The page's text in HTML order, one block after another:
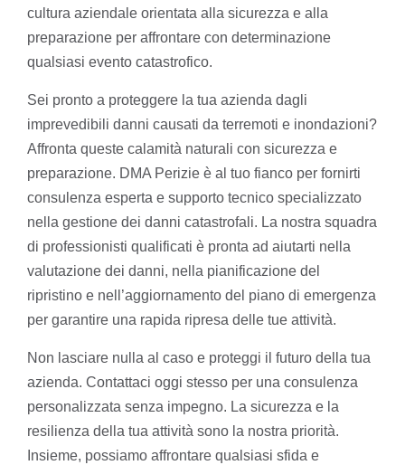
cultura aziendale orientata alla sicurezza e alla
preparazione per affrontare con determinazione
qualsiasi evento catastrofico.
Sei pronto a proteggere la tua azienda dagli
imprevedibili danni causati da terremoti e inondazioni?
Affronta queste calamità naturali con sicurezza e
preparazione. DMA Perizie è al tuo fianco per fornirti
consulenza esperta e supporto tecnico specializzato
nella gestione dei danni catastrofali. La nostra squadra
di professionisti qualificati è pronta ad aiutarti nella
valutazione dei danni, nella pianificazione del
ripristino e nell’aggiornamento del piano di emergenza
per garantire una rapida ripresa delle tue attività.
Non lasciare nulla al caso e proteggi il futuro della tua
azienda. Contattaci oggi stesso per una consulenza
personalizzata senza impegno. La sicurezza e la
resilienza della tua attività sono la nostra priorità.
Insieme, possiamo affrontare qualsiasi sfida e